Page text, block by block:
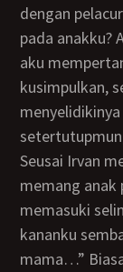
dengan
pada anakku?
aku
kusimpulkan,
Seusai Irvan mengerjakan PR-nya (Diseekolah Irvan
memang
memasuki
kananku
mama…”